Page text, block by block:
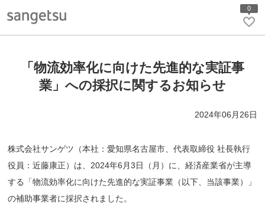
0
「物流効率化に向けた先進的な実証事
業」への採択に関するお知らせ
2024年06月26日
株式会社サンゲツ（本社：愛知県名古屋市、代表取締役 社長執行
役員：近藤康正）は、2024年6月3日（月）に、経済産業省が主導
する「物流効率化に向けた先進的な実証事業（以下、当該事業）」
の補助事業者に採択されました。